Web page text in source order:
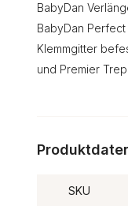
BabyDan
BabyDan
Klemmgitter
und Premier
SKU